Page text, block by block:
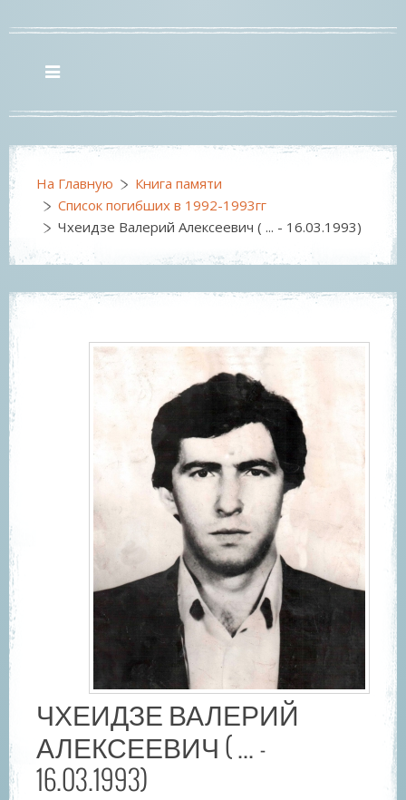
На Главную
Книга памяти
Список погибших в 1992-1993гг
Чхеидзе Валерий Алексеевич ( ... - 16.03.1993)
ЧХЕИДЗЕ ВАЛЕРИЙ
АЛЕКСЕЕВИЧ ( ... -
16.03.1993)